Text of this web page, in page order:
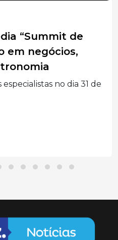
princípio de
animais no
Novos
esquecida no fogão